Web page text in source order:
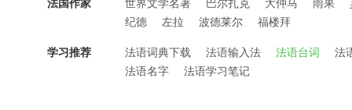
法国作家 世界文学名著 巴尔扎克 大仲马 雨果
纪德
左拉 波德莱尔 福楼拜
学习推荐 法语词典下载 法语输入法 法语台词
法
法语名字
法语学习笔记